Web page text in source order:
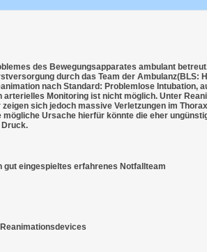
des Bewegungsapparates ambulant
durch das Team der
nach Standard: Problemlose
arterielles Monitoring ist nicht möglich. Unter
sich jedoch massive Verletzungen im
Ursache hierfür könnte die eher
Druck.
gut eingespieltes erfahrenes Notfallteam